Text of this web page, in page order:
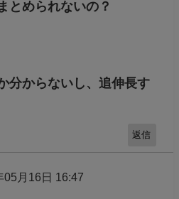
どチ.ビの宇野選手は人
も綺麗な羽生選手のファ
の宇野昌磨さん~韓国の
子たちにはじき出されて
05月16日 15:39
とめられないの？